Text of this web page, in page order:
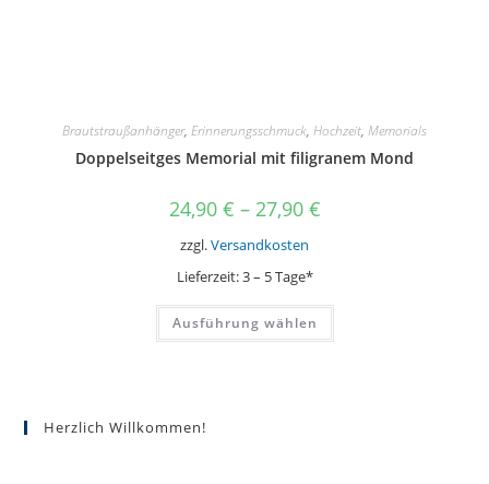
Brautstraußanhänger, Erinnerungsschmuck, Hochzeit, Memorials
Doppelseitges Memorial mit filigranem Mond
24,90 € – 27,90 €
zzgl.Versandkosten
Lieferzeit:3 – 5 Tage*
Ausführung wählen
Dieses
weist
Herzlich Willkommen!